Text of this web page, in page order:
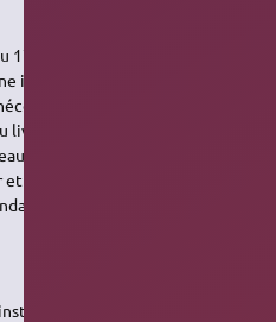
17.04 peut être réalisée en
installation à jour d'Ubuntu.
un support
d'Ubuntu 17.04. En
en ligne s'effectue par le
nécessite une connexion
toute la durée de la mise à
actuelle d'Ubuntu